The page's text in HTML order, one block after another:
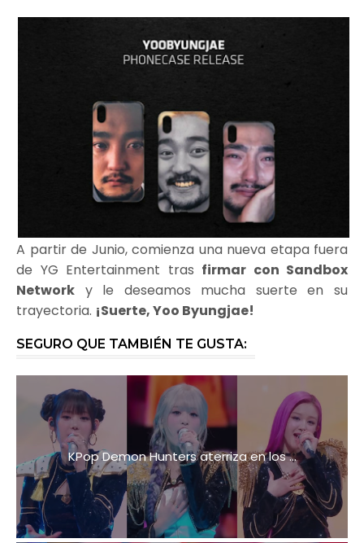
A partir de Junio, comienza una nueva etapa fuera
de YG Entertainment tras firmar con Sandbox
Network y le deseamos mucha suerte en su
trayectoria. ¡Suerte, Yoo Byungjae!
SEGURO QUE TAMBIÉN TE GUSTA:
KPop Demon Hunters aterriza en los ...